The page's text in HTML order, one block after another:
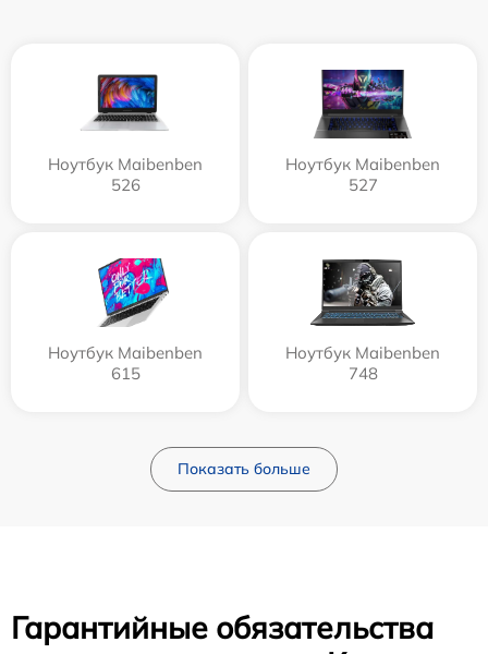
Ноутбук Maibenben
526
Ноутбук Maibenben
527
Ноутбук Maibenben
615
Ноутбук Maibenben
748
Показать больше
Гарантийные обязательства